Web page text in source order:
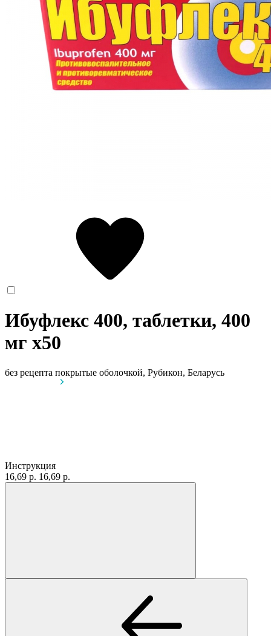
Ибуфлекс 400, таблетки, 400
мг x50
без рецепта покрытые оболочкой, Рубикон, Беларусь
Инструкция
16,69 р. 16,69 р.